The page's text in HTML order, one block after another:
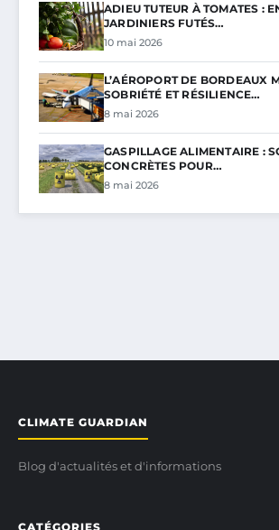
ADIEU TUTEUR À TOMATES :
JARDINIERS FUTÉS…
10 mai 2026
L’AÉROPORT DE BORDEAUX
SOBRIÉTÉ ET RÉSILIENCE…
8 mai 2026
GASPILLAGE ALIMENTAIRE :
CONCRÈTES POUR…
8 mai 2026
CLIMATE GUARDIAN
Blog d'actualités et d'informations
CATÉGORIES